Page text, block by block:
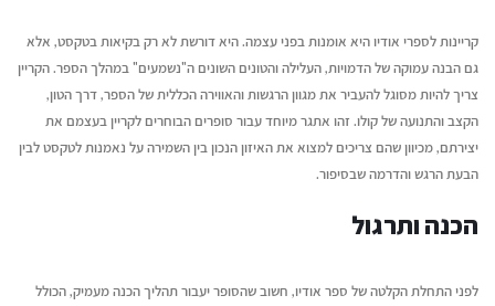
קריינות לספרי אודיו היא אומנות בפני עצמה. היא דורשת לא רק בקיאות בטקסט, אלא
גם הבנה עמוקה של הדמויות, העלילה והטונים השונים ה"נשמעים" במהלך הספר. הקריין
צריך להיות מסוגל להעביר את מגוון הרגשות והאווירה הכללית של הספר, דרך הטון,
הקצב והתנועה של קולו. זהו אתגר מיוחד עבור סופרים הבוחרים לקריין בעצמם את
יצירתם, מכיוון שהם צריכים למצוא את האיזון הנכון בין השמירה על נאמנות לטקסט לבין
הבעת הרגש והדרמה שבסיפור.
הכנה ותרגול
לפני התחלת הקלטה של ספר אודיו, חשוב שהסופר יעבור תהליך הכנה מעמיק, הכולל